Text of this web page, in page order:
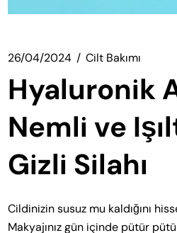
26/04/2024 Cilt Bakımı
Hyaluronik
Nemli ve
Gizli Silahı
Cildinizin susuz mu kaldığını
Makyajınız gün içinde pütür